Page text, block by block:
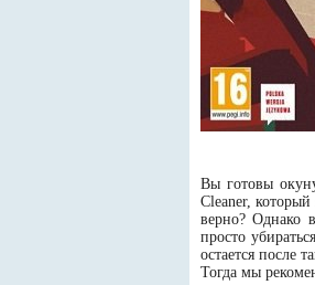
Вы готовы
Cleaner,
верно? Однако
просто
остается после
Тогда мы